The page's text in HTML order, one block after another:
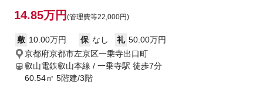
14.85万円 (管理費等22,000円)
敷 10.00万円 保 なし 礼 50.00万円
京都府京都市左京区一乗寺出口町
叡山電鉄叡山本線 / 一乗寺駅 徒歩7分
60.54㎡ 5階建/3階